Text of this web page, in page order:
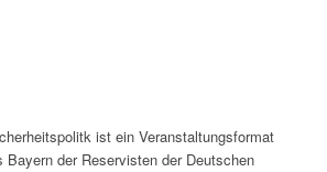
ist ein Veranstaltungsformat
Bayern der Reservisten der Deutschen